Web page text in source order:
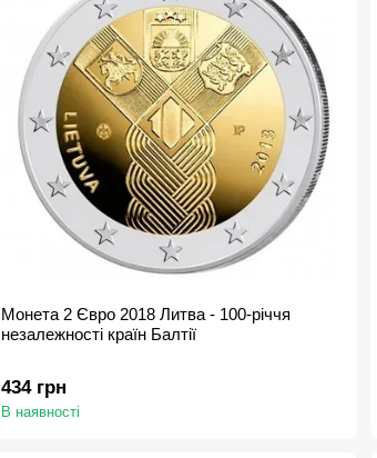
Монета 2 Євро 2018 Литва - 100-річчя
незалежності країн Балтії
434 грн
В наявності